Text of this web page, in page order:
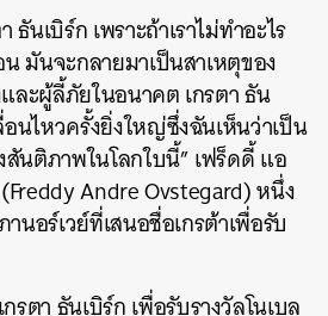
ธันเบิร์กเพราะถ้าเราไม่ทำอะไร
นมันจะกลายมาเป็นสาเหตุของ
ละผู้ลี้ภัยในอนาคตเกรตาธัน
นไหวครั้งยิ่งใหญ่ซึ่งฉันเห็นว่าเป็น
นติภาพในโลกใบนี้” เฟร็ดดี้ แอ
Andre Ovstegard)หนึ่ง
นอร์เวย์ที่เสนอชื่อเกรต้าเพื่อรับ
รตาธันเบิร์กเพื่อรับรางวัลโนเบล